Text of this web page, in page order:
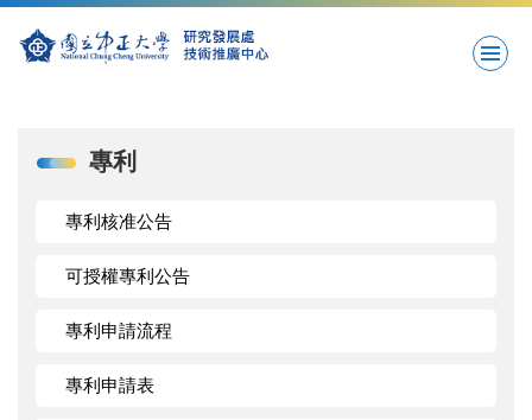
到
主
專利
專利核准公告
可授權專利公告
專利申請流程
專利申請表